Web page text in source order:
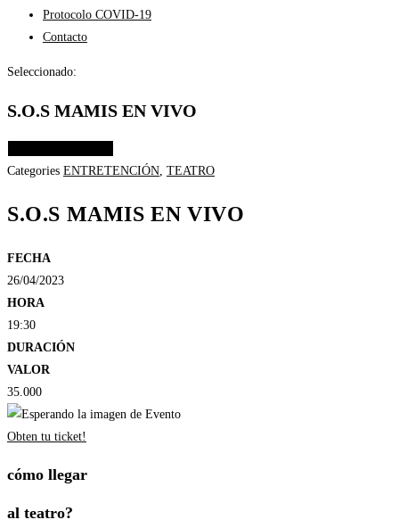
Protocolo COVID-19
Contacto
Seleccionado:
S.O.S MAMIS EN VIVO
Categories ENTRETENCIÓN, TEATRO
S.O.S MAMIS EN VIVO
FECHA
26/04/2023
HORA
19:30
DURACIÓN
VALOR
35.000
Obten tu ticket!
cómo llegar
al teatro?